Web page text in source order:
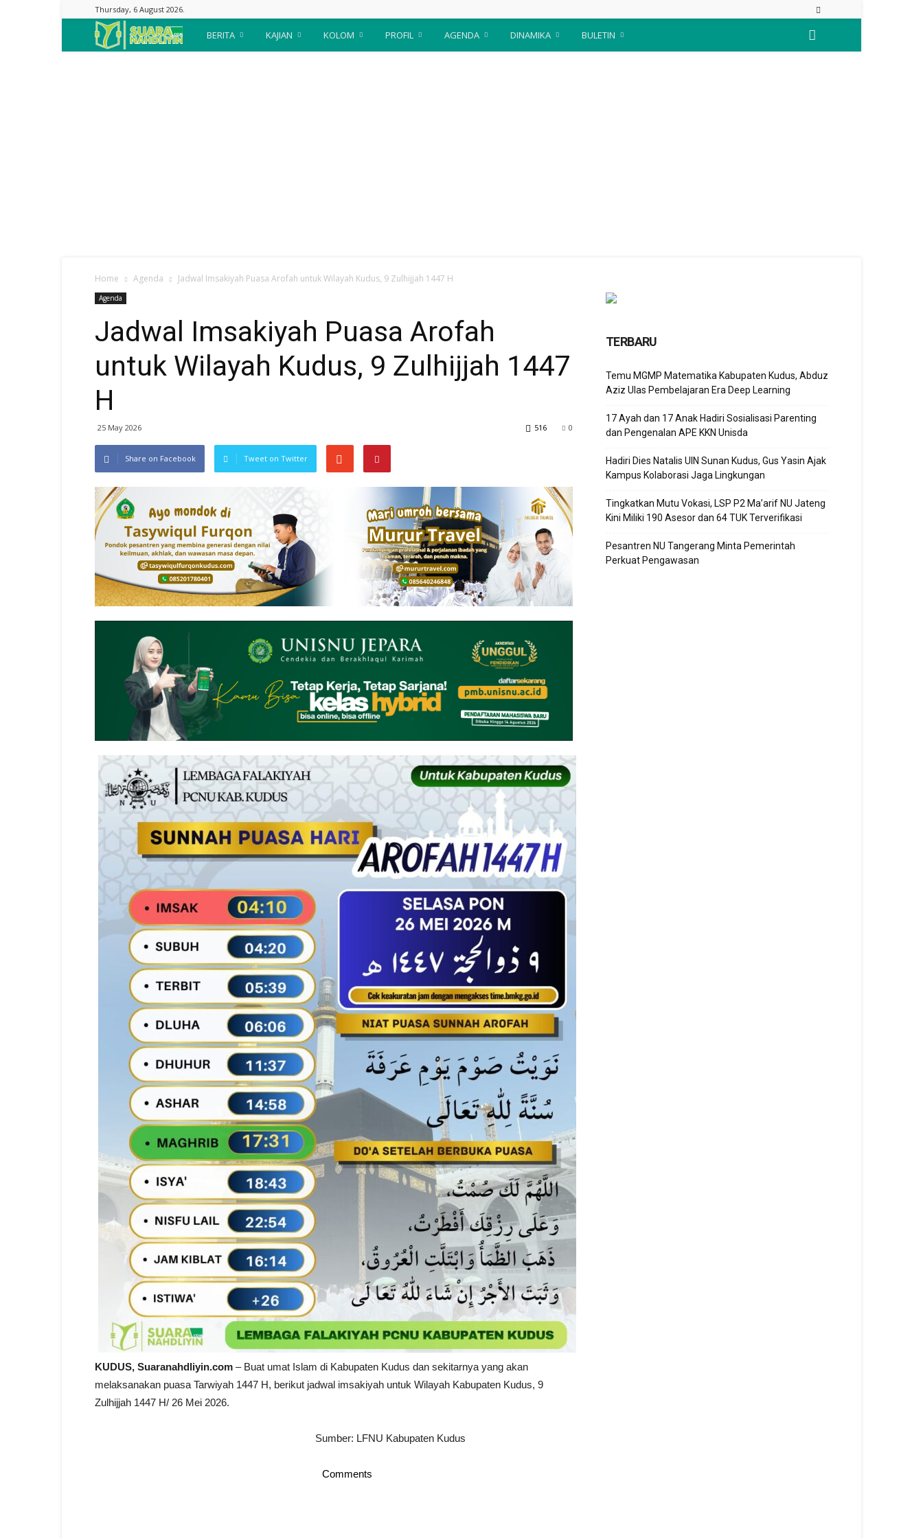
Thursday, 6 August 2026.
Suara
BERITA KAJIAN KOLOM PROFIL AGENDA DINAMIKA BULETIN
Home Agenda Jadwal Imsakiyah Puasa Arofah untuk Wilayah Kudus, 9 Zulhijjah 1447 H
Agenda
Jadwal Imsakiyah Puasa Arofah
untuk Wilayah Kudus, 9 Zulhijjah 1447
H
25 May 2026 0
516
Share on Facebook Tweet on Twitter
KUDUS, Suaranahdliyin.com – Buat umat Islam di Kabupaten Kudus dan sekitarnya yang akan
melaksanakan puasa Tarwiyah 1447 H, berikut jadwal imsakiyah untuk Wilayah Kabupaten Kudus, 9
Zulhijjah 1447 H/ 26 Mei 2026.
Sumber: LFNU Kabupaten Kudus
Comments
TERBARU
Temu MGMP Matematika Kabupaten Kudus, Abduz
Aziz Ulas Pembelajaran Era Deep Learning
17 Ayah dan 17 Anak Hadiri Sosialisasi Parenting
dan Pengenalan APE KKN Unisda
Hadiri Dies Natalis UIN Sunan Kudus, Gus Yasin Ajak
Kampus Kolaborasi Jaga Lingkungan
Tingkatkan Mutu Vokasi, LSP P2 Ma’arif NU Jateng
Kini Miliki 190 Asesor dan 64 TUK Terverifikasi
Pesantren NU Tangerang Minta Pemerintah
Perkuat Pengawasan